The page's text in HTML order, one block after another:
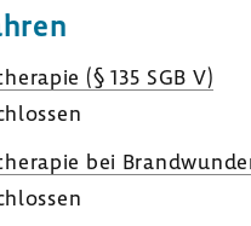
(§ 135 SGB V)
bei